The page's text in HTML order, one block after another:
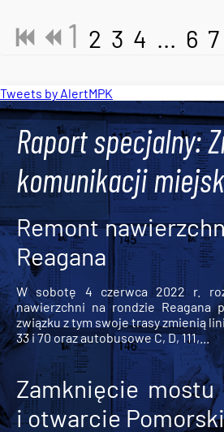
1 2 3 4 ... 6 7
Tweets by AlertMPK
Raport specjalny:
komunikacji
Remont
Reagana
W sobotę 4 czerwca 2022 r.
nawierzchni na rondzie Reagana
związku z tym swoje trasy zmienią
33 i 70 oraz autobusowe C, D, 111,...
Zamknięcie mostu
i otwarcie